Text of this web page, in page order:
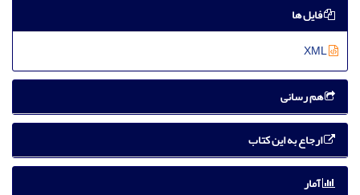
فایل ها
هم رسانی
ارجاع به این کتاب
آمار